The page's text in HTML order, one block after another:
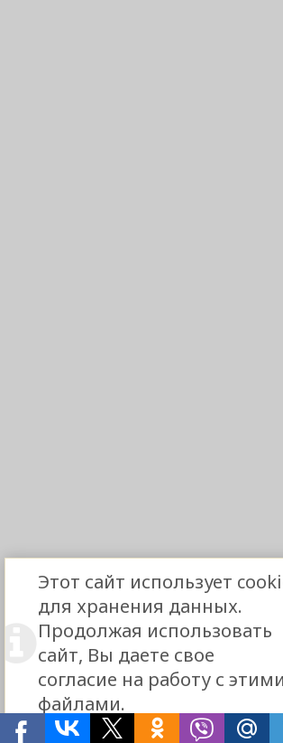
Этот сайт использует
для хранения данных.
Продолжая использовать
сайт, Вы даете свое
согласие на работу с этими
файлами.